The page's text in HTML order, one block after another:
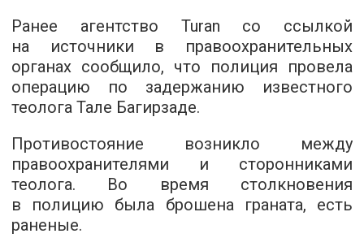
Ранее агентство Turan со ссылкой
на источники в правоохранительных
органах сообщило, что полиция провела
операцию по задержанию известного
теолога Тале Багирзаде.
Противостояние возникло между
правоохранителями и сторонниками
теолога. Во время столкновения
в полицию была брошена граната, есть
раненые.